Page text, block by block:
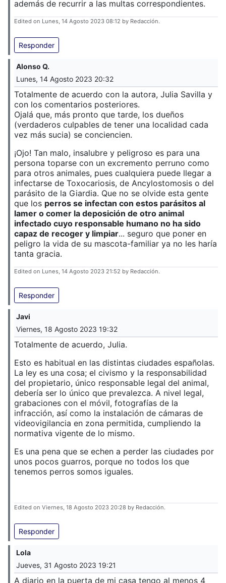
además de recurrir a las multas correspondientes.
Edited on Lunes, 14 Agosto 2023 08:12 by Redacción.
Responder
Alonso Q.
Lunes, 14 Agosto 2023 20:32
Totalmente de acuerdo con la autora, Julia Savilla y
con los comentarios posteriores.
Ojalá que, más pronto que tarde, los dueños
(verdaderos culpables de tener una localidad cada
vez más sucia) se conciencien.
¡Ojo! Tan malo, insalubre y peligroso es para una
persona toparse con un excremento perruno como
para otros animales, pues cualquiera puede llegar a
infectarse de Toxocariosis, de Ancylostomosis o del
parásito de la Giardia. Que no se olvide esta gente
que los perros se infectan con estos parásitos al
lamer o comer la deposición de otro animal
infectado cuyo responsable humano no ha sido
capaz de recoger y limpiar... seguro que poner en
peligro la vida de su mascota-familiar ya no les haría
tanta gracia.
Edited on Lunes, 14 Agosto 2023 21:52 by Redacción.
Responder
Javi
Viernes, 18 Agosto 2023 19:32
Totalmente de acuerdo, Julia.
Esto es habitual en las distintas ciudades españolas.
La ley es una cosa; el civismo y la responsabilidad
del propietario, único responsable legal del animal,
debería ser lo único que prevalezca. A nivel legal,
grabaciones con el móvil, fotografías de la
infracción, así como la instalación de cámaras de
videovigilancia en zona permitida, cumpliendo la
normativa vigente de lo mismo.
Es una pena que se echen a perder las ciudades por
unos pocos guarros, porque no todos los que
tenemos perros somos iguales.
Edited on Viernes, 18 Agosto 2023 20:28 by Redacción.
Responder
Lola
Jueves, 31 Agosto 2023 19:21
A diario en la puerta de mi casa tengo al menos 4